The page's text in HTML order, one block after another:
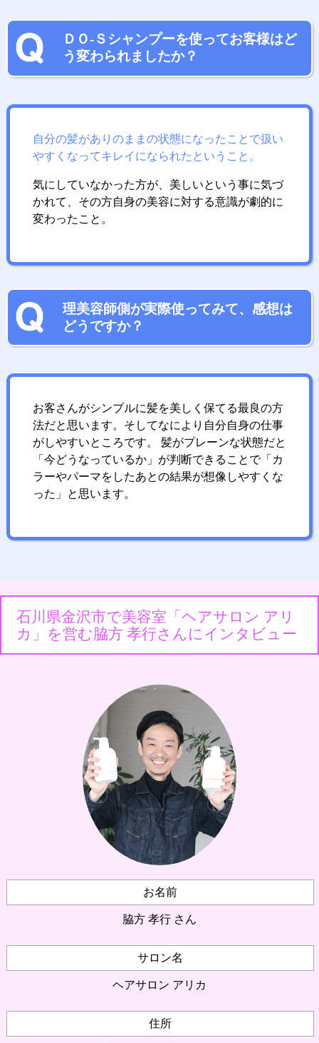
ＤＯ-Ｓシャンプーを使ってお客様はど
う変わられましたか？
自分の髪がありのままの状態になったことで扱い
やすくなってキレイになられたということ。
気にしていなかった方が、美しいという事に気づ
かれて、その方自身の美容に対する意識が劇的に
変わったこと。
理美容師側が実際使ってみて、感想は
どうですか？
お客さんがシンプルに髪を美しく保てる最良の方
法だと思います。そしてなにより自分自身の仕事
がしやすいところです。 髪がプレーンな状態だと
「今どうなっているか」が判断できることで「カ
ラーやパーマをしたあとの結果が想像しやすくな
った」と思います。
石川県金沢市で美容室「ヘアサロン アリ
カ」を営む脇方 孝行さんにインタビュー
お名前
脇方 孝行 さん
サロン名
ヘアサロン アリカ
住所